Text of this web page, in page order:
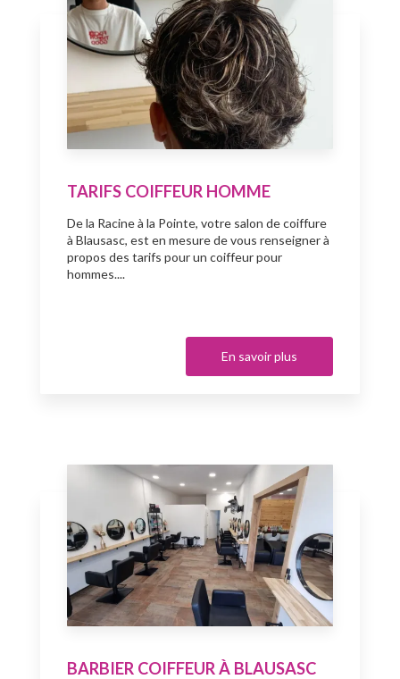
TARIFS COIFFEUR HOMME
De la Racine à la Pointe, votre salon de coiffure
à Blausasc, est en mesure de vous renseigner à
propos des tarifs pour un coiffeur pour
hommes....
En savoir plus
BARBIER COIFFEUR À BLAUSASC